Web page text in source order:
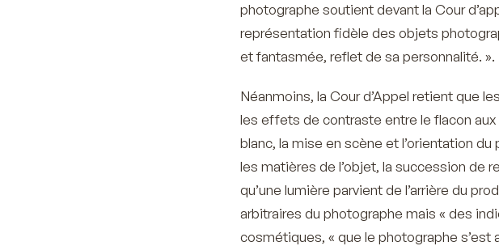
photographe soutient devant la Cour
représentation fidèle des objets
et fantasmée, reflet de sa personnalité. ».
Néanmoins, la Cour d’Appel retient que
les effets de contraste entre le flacon
blanc, la mise en scène et l’orientation
les matières de l’objet, la succession de
qu’une lumière parvient de l’arrière du
arbitraires du photographe mais « des
cosmétiques, « que le photographe s’est